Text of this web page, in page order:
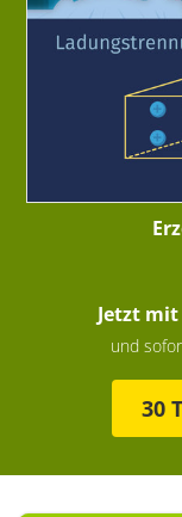
Jetzt
und
30